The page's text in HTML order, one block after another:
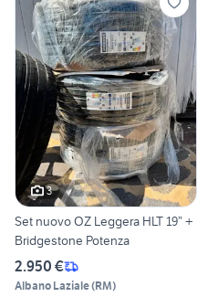
3
Set nuovo OZ Leggera HLT 19” +
Bridgestone Potenza
2.950 €
Albano Laziale(RM)